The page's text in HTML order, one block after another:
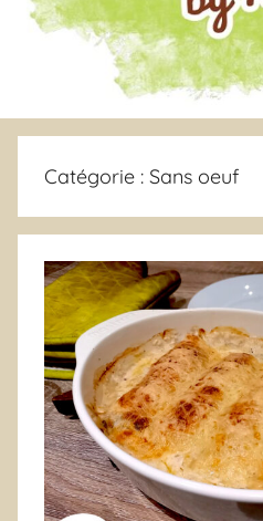
Catégorie : Sans oeuf